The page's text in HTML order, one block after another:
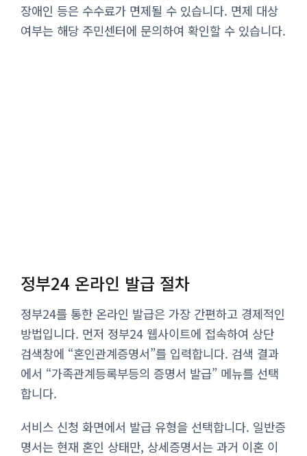
장애인 등은 수수료가 면제될 수 있습니다. 면제 대상
여부는 해당 주민센터에 문의하여 확인할 수 있습니다.
정부24 온라인 발급 절차
정부24를 통한 온라인 발급은 가장 간편하고 경제적인
방법입니다. 먼저 정부24 웹사이트에 접속하여 상단
검색창에 “혼인관계증명서”를 입력합니다. 검색 결과
에서 “가족관계등록부등의 증명서 발급” 메뉴를 선택
합니다.
서비스 신청 화면에서 발급 유형을 선택합니다. 일반증
명서는 현재 혼인 상태만, 상세증명서는 과거 이혼 이